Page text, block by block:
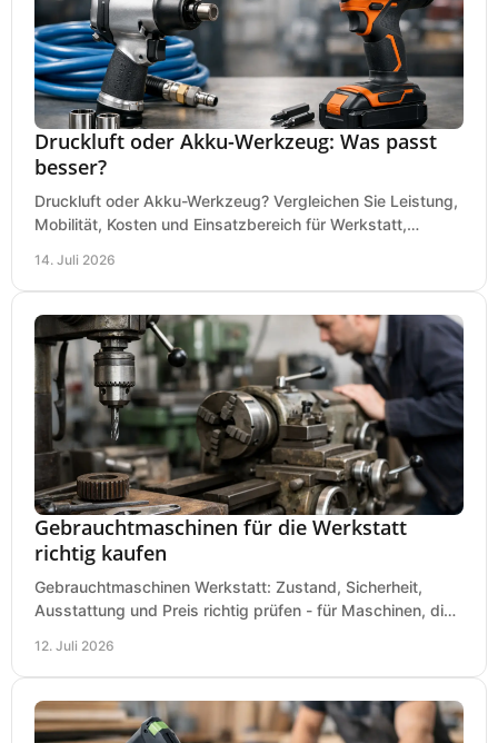
Druckluft oder Akku-Werkzeug: Was passt
besser?
Druckluft oder Akku-Werkzeug? Vergleichen Sie Leistung,
Mobilität, Kosten und Einsatzbereich für Werkstatt,
14. Juli 2026
Gebrauchtmaschinen für die Werkstatt
richtig kaufen
Gebrauchtmaschinen Werkstatt: Zustand, Sicherheit,
Ausstattung und Preis richtig prüfen - für Maschinen, die
12. Juli 2026